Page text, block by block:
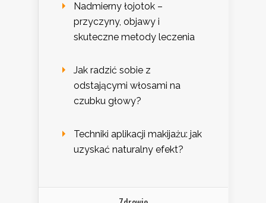
Nadmierny łojotok –
przyczyny, objawy i
skuteczne metody leczenia
Jak radzić sobie z
odstającymi włosami na
czubku głowy?
Techniki aplikacji makijażu: jak
uzyskać naturalny efekt?